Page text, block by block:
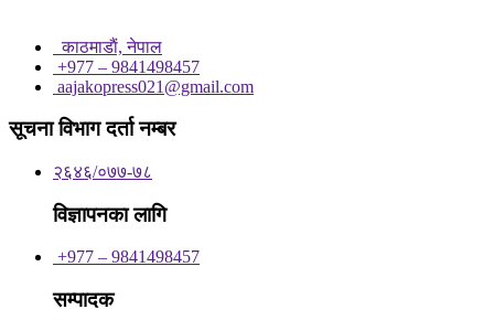
काठमाडाैं, नेपाल
+977 – 9841498457
aajakopress021@gmail.com
सूचना विभाग दर्ता नम्बर
२६४६/०७७-७८
विज्ञापनका लागि
+977 – 9841498457
सम्पादक